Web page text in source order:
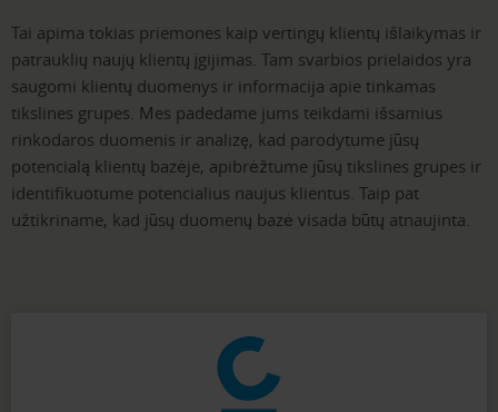
Tai apima tokias priemones kaip vertingų klientų išlaikymas ir
patrauklių naujų klientų įgijimas. Tam svarbios prielaidos yra
saugomi klientų duomenys ir informacija apie tinkamas
tikslines grupes. Mes padedame jums teikdami išsamius
rinkodaros duomenis ir analizę, kad parodytume jūsų
potencialą klientų bazėje, apibrėžtume jūsų tikslines grupes ir
identifikuotume potencialius naujus klientus. Taip pat
užtikriname, kad jūsų duomenų bazė visada būtų atnaujinta.